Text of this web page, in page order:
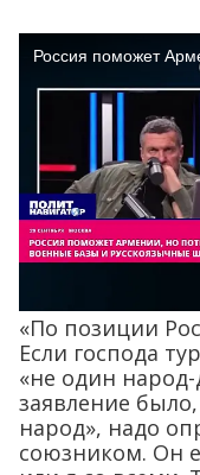
«По позиции
Если господа
«не один
заявление
народ», надо
союзником. Он